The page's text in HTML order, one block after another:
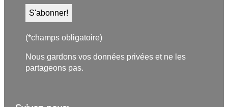
(*champs obligatoire)
Nous gardons vos données privées et ne les
partageons pas.